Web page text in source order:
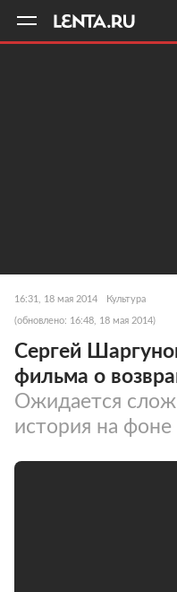
16:31, 18 мая 2014 Культура
(обновлено: 16:48, 18 мая 2014)
Сергей
фильма о
Ожидается
история на